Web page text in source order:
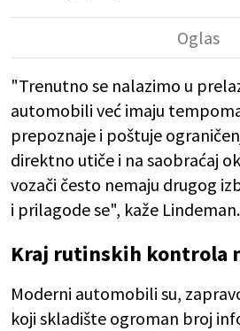
"Trenutno se nalazimo u
automobili već imaju
prepoznaje i poštuje
direktno utiče i na saobraćaj
vozači često nemaju drugog
i prilagode se", kaže Lindeman.
Kraj rutinskih kontrola
Moderni automobili su,
koji skladište ogroman broj